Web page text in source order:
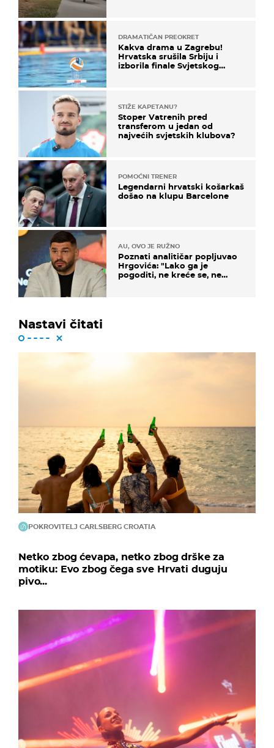
DRAMATIČAN PREOKRET
Kakva drama u Zagrebu!
Hrvatska srušila Srbiju i
izborila finale Svjetskog
STIŽE KAPETANU?
Stoper Vatrenih pred
transferom u jedan od
najvećih svjetskih klubova?
POMOĆNI TRENER
Legendarni hrvatski košarkaš
došao na klupu Barcelone
AU, OVO JE RUŽNO
Poznati analitičar popljuvao
Hrgovića: "Lako ga je
pogoditi, ne kreće se, ne
Nastavi čitati
POKROVITELJ CARLSBERG CROATIA
Netko zbog ćevapa, netko zbog drške za
motiku: Evo zbog čega sve Hrvati duguju
pivo...